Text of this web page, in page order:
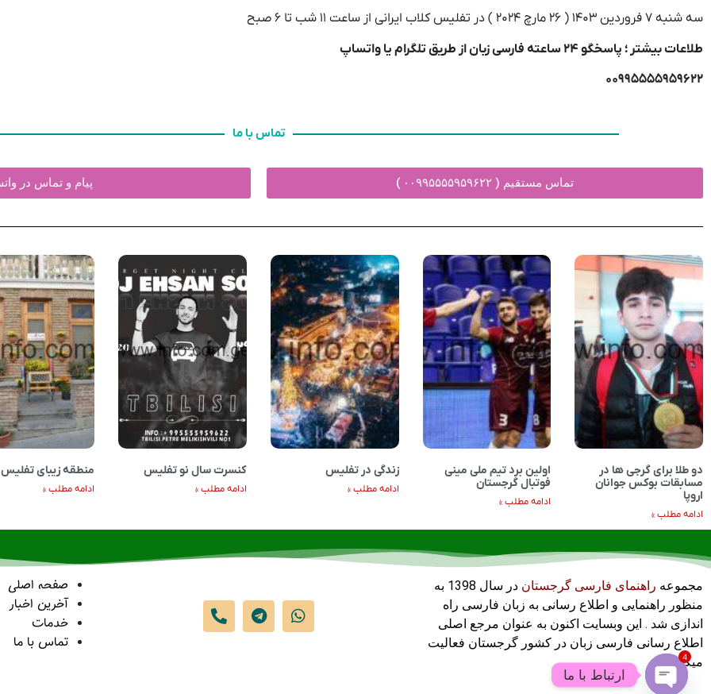
سه شنبه ۷ فروردین ۱۴۰۳ ( ۲۶ مارچ ۲۰۲۴ ) در تفلیس کلاب ایرانی از ساعت ۱۱ شب تا ۶ صبح
طلاعات بیشتر ؛ پاسخگو ۲۴ ساعته فارسی زبان از طریق تلگرام یا واتساپ
۰۰۹۹۵۵۵۵۹۵۹۶۲۲
تماس با ما
تماس مستقیم ( ۰۰۹۹۵۵۵۵۹۵۹۶۲۲ ) پیام و تماس در
دو طلا برای گرجی ها در
مسابقات بوکس جوانان
اروپا
ادامه مطلب »
اولین برد تیم ملی مینی
فوتبال گرجستان
ادامه مطلب »
زندگی در تفلیس
ادامه مطلب »
کنسرت سال نو تفلیس
ادامه مطلب »
منطقه زیبای
ادامه مطلب »
مجموعه راهنمای فارسی گرجستان
در سال 1398 به
منظور راهنمایی و اطلاع رسانی به زبان فارسی راه
اندازی شد . این وبسایت اکنون به عنوان مرجع اصلی
اطلاع رسانی فارسی زبان در کشور گرجستان فعالیت
میکند .
صفحه اصلی
آخرین اخبار
خدمات
تماس با ما
ارتباط با ما
4